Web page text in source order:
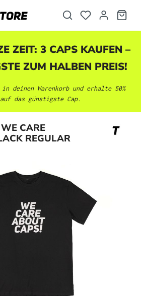
ZEIT: 3 CAPS KAUFEN –
ZUM HALBEN PREIS!
deinen Warenkorb und erhalte 50%
das günstigste Cap.
CARE
REGULAR